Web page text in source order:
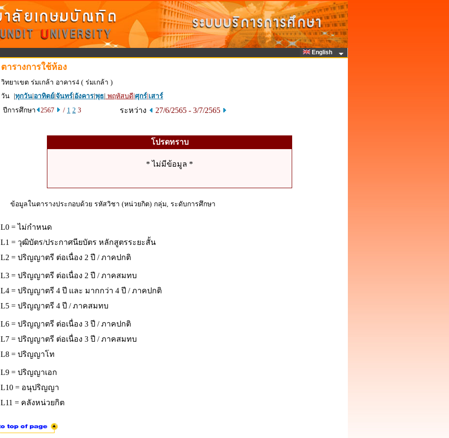
English
ตารางการใช้ห้อง
วิทยาเขต ร่มเกล้า อาคาร4 ( ร่มเกล้า )
วัน | ทุกวัน อาทิตย์ จันทร์ อังคาร พุธ พฤหัสบดี ศุกร์ เสาร์
ปีการศึกษา
2567 / 1 2 3 ระหว่าง 27/6/2565 - 3/7/2565
โปรดทราบ
* ไม่มีข้อมูล *
ข้อมูลในตารางประกอบด้วย รหัสวิชา (หน่วยกิต) กลุ่ม, ระดับการศึกษา
L0 = ไม่กำหนด
L1 = วุฒิบัตร/ประกาศนียบัตร หลักสูตรระยะสั้น
L2 = ปริญญาตรี ต่อเนื่อง 2 ปี / ภาคปกติ
L3 = ปริญญาตรี ต่อเนื่อง 2 ปี / ภาคสมทบ
L4 = ปริญญาตรี 4 ปี และ มากกว่า 4 ปี / ภาคปกติ
L5 = ปริญญาตรี 4 ปี / ภาคสมทบ
L6 = ปริญญาตรี ต่อเนื่อง 3 ปี / ภาคปกติ
L7 = ปริญญาตรี ต่อเนื่อง 3 ปี / ภาคสมทบ
L8 = ปริญญาโท
L9 = ปริญญาเอก
L10 = อนุปริญญา
L11 = คลังหน่วยกิต